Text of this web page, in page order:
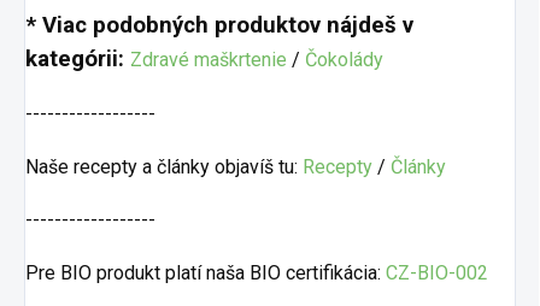
* Viac podobných produktov nájdeš v
kategórii: Zdravé maškrtenie / Čokolády
------------------
Naše recepty a články objavíš tu: Recepty / Články
------------------
Pre BIO produkt platí naša BIO certifikácia: CZ-BIO-002